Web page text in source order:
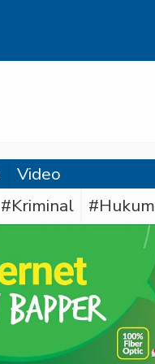
Video
#Kriminal #Hukum